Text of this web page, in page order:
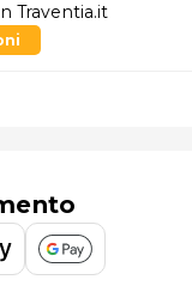
Traventia.it